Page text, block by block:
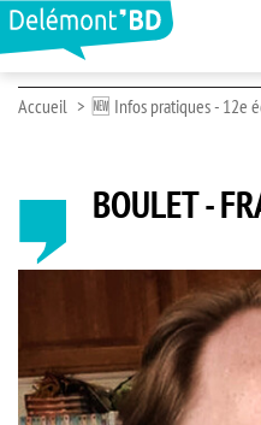
Accueil 🆕 Infos pratiques - 12e
BOULET -